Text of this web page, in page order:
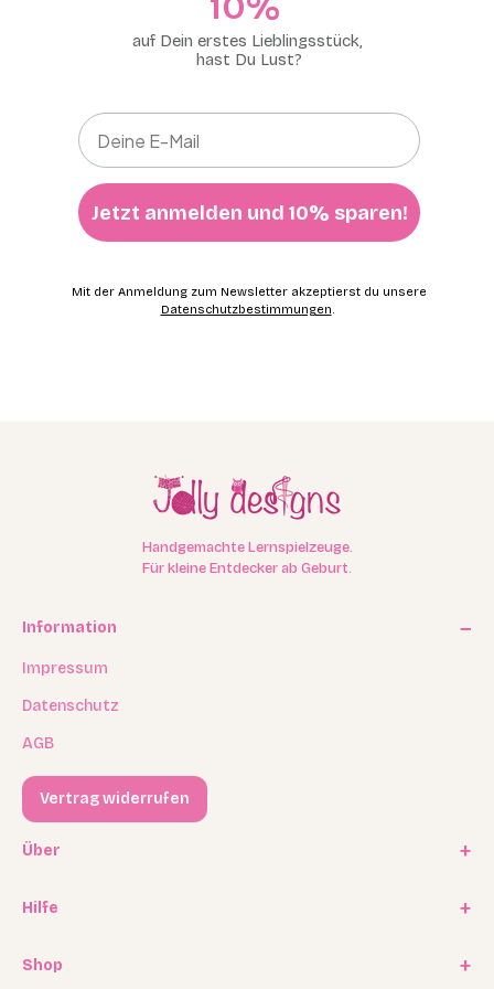
auf Dein erstes Lieblingsstück,
hast Du Lust?
Jetzt anmelden und 10% sparen!
Mit der Anmeldung zum Newsletter akzeptierst du unsere
Datenschutzbestimmungen.
Handgemachte Lernspielzeuge.
Für kleine Entdecker ab Geburt.
Information
Impressum
Datenschutz
AGB
Vertrag widerrufen
Über
Experten Program
Hilfe
Shop